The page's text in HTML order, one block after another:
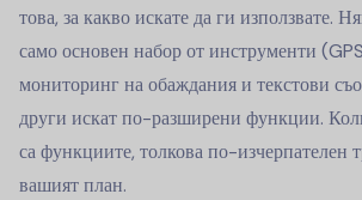
това, за какво искате да ги използвате.
само основен набор от инструменти
мониторинг на обаждания и текстови
други искат по-разширени функции.
са функциите, толкова по-изчерпателен
вашият план.